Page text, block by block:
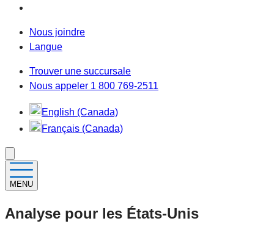
Nous joindre
Langue
Trouver une succursale
Nous appeler 1 800 769-2511
English (Canada)
Français (Canada)
MENU
Analyse pour les États-Unis